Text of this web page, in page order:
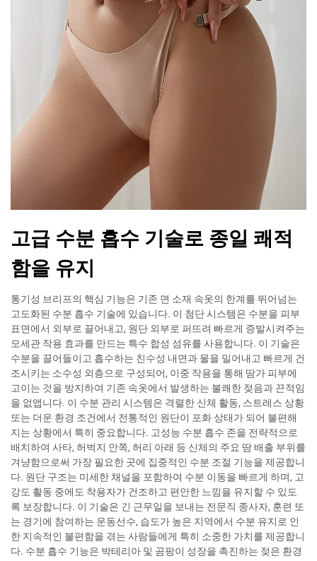
고급 수분 흡수 기술로 종일 쾌적
함을 유지
통기성 브리프의 핵심 기능은 기존 면 소재 속옷의 한계를 뛰어넘는
고도화된 수분 흡수 기술에 있습니다. 이 첨단 시스템은 수분을 피부
표면에서 외부로 끌어내고, 원단 외부로 퍼뜨려 빠르게 증발시켜주는
모세관 작용 효과를 만드는 특수 합성 섬유를 사용합니다. 이 기술은
수분을 끌어들이고 흡수하는 친수성 내면과 물을 밀어내고 빠르게 건
조시키는 소수성 외층으로 구성되어, 이중 작용을 통해 땀가 피부에
고이는 것을 방지하여 기존 속옷에서 발생하는 불쾌한 젖음과 끈적임
을 없앱니다. 이 수분 관리 시스템은 격렬한 신체 활동, 스트레스 상황
또는 더운 환경 조건에서 전통적인 원단이 포화 상태가 되어 불편해
지는 상황에서 특히 중요합니다. 고성능 수분 흡수 존을 전략적으로
배치하여 사타, 허벅지 안쪽, 허리 아래 등 신체의 주요 땀 배출 부위를
겨냥함으로써 가장 필요한 곳에 집중적인 수분 조절 기능을 제공합니
다. 원단 구조는 미세한 채널을 포함하여 수분 이동을 빠르게 하며, 고
강도 활동 중에도 착용자가 건조하고 편안한 느낌을 유지할 수 있도
록 보장합니다. 이 기술은 긴 근무일을 보내는 전문직 종사자, 훈련 또
는 경기에 참여하는 운동선수, 습도가 높은 지역에서 수분 유지로 인
한 지속적인 불편함을 겪는 사람들에게 특히 소중한 가치를 제공합니
다. 수분 흡수 기능은 박테리아 및 곰팡이 성장을 촉진하는 젖은 환경